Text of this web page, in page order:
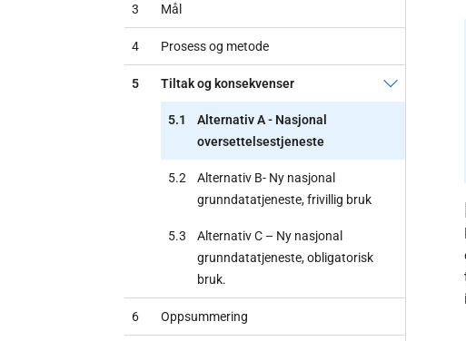
3 Mål
4 Prosess og metode
5 Tiltak og konsekvenser
5.1
Alternativ A - Nasjonal
oversettelsestjeneste
5.2
Alternativ B- Ny nasjonal
grunndatatjeneste, frivillig bruk
5.3
Alternativ C – Ny nasjonal
grunndatatjeneste, obligatorisk
bruk.
6 Oppsummering